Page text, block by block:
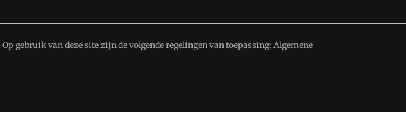
gebruik van deze site zijn de volgende regelingen van toepassing: Algemene